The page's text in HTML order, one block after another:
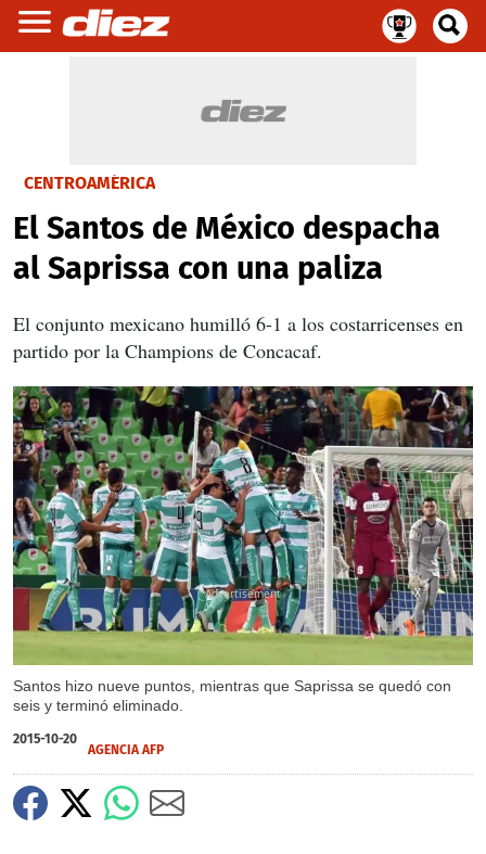
CENTROAMÉRICA
El Santos de México despacha
al Saprissa con una paliza
El conjunto mexicano humilló 6-1 a los costarricenses en
partido por la Champions de Concacaf.
Santos hizo nueve puntos, mientras que Saprissa se quedó con
seis y terminó eliminado.
X
X
2015-10-20
AGENCIA AFP